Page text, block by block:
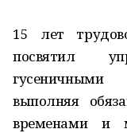
15 лет
посвятил
гусеничными
выполняя
временами и